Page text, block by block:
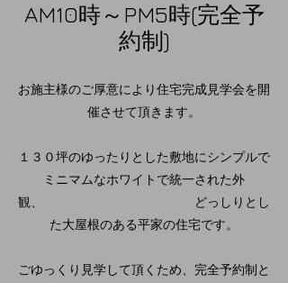
AM10時～PM5時(完全予
約制)
お施主様のご厚意により住宅完成見学会を開
催させて頂きます。
１３０坪のゆったりとした敷地にシンプルで
ミニマムなホワイトで統一された外
観、 どっしりとし
た大屋根のある平家の住宅です。
ごゆっくり見学して頂くため、完全予約制と